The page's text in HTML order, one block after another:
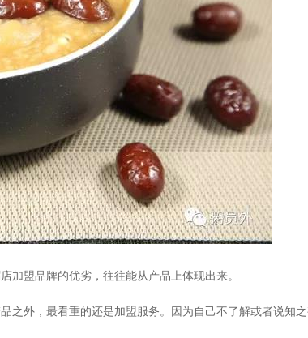
盟品牌的优劣，往往能从产品上体现出来。
外，最看重的还是加盟服务。因为自己不了解或者说知